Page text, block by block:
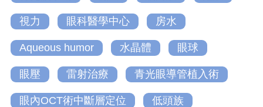
視力 眼科醫學中心 房水
Aqueous humor 水晶體 眼球
眼壓 雷射治療 青光眼導管植入術
眼內OCT術中斷層定位 低頭族